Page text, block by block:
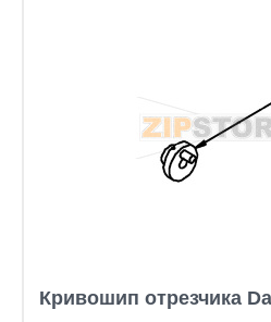
Кривошип отрезчика